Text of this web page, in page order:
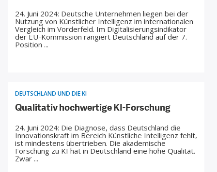
INDUSTRIEPOLITIK
ENERGIE & UMWELT
24. Juni 2024: Deutsche Unternehmen liegen bei der
Nutzung von Künstlicher Intelligenz im internationalen
Vergleich im Vorderfeld. Im Digitalisierungsindikator
der EU-Kommission rangiert Deutschland auf der 7.
Position ...
DEUTSCHLAND UND DIE KI
Qualitativ hochwertige KI-Forschung
24. Juni 2024: Die Diagnose, dass Deutschland die
Innovationskraft im Bereich Künstliche Intelligenz fehlt,
ist mindestens übertrieben. Die akademische
Forschung zu KI hat in Deutschland eine hohe Qualität.
Zwar ...